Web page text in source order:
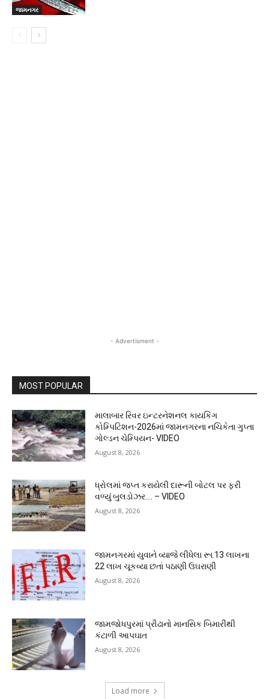
જામનગર
- Advertisment -
MOST POPULAR
માલાબાર રિવર ઇન્ટરનેશનલ કાયકિંગ
કોમ્પિટિશન-2026માં જામનગરના નચિકેતા ગુપ્તા
ગોલ્ડન ચેમ્પિયન- VIDEO
August 8, 2026
ધ્રોલમાં જપ્ત કરાયેલી દારૂની બોટલ પર ફરી
વળ્યું બુલડોઝર…. – VIDEO
August 8, 2026
જામનગરમાં યુવાને વ્યાજે લીધેલા રૂા.13 લાખના
22 લાખ ચૂકવ્યા છતાં પઠાણી ઉઘરાણી
August 8, 2026
જામજોધપુરમાં પ્રૌઢાનો માનસિક બિમારીથી
કંટાળી આપઘાત
August 8, 2026
Load more